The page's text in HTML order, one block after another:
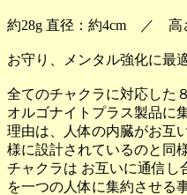
約28g 直径：約4cm ／ 高
お守り、メンタル強化に最
全てのチャクラに対応した
オルゴナイトプラス製品に
理由は、人体の内臓がお互
様に設計されているのと同様
チャクラは お互いに通信し
を一つの人体に集約させる